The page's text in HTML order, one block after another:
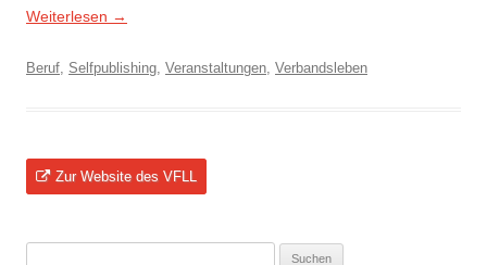
Weiterlesen →
Beruf Selfpublishing Veranstaltungen Verbandsleben
Zur Website des VFLL